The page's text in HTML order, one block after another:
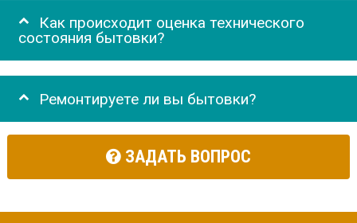
Как происходит оценка технического
состояния бытовки?
Ремонтируете ли вы бытовки?
ЗАДАТЬ ВОПРОС